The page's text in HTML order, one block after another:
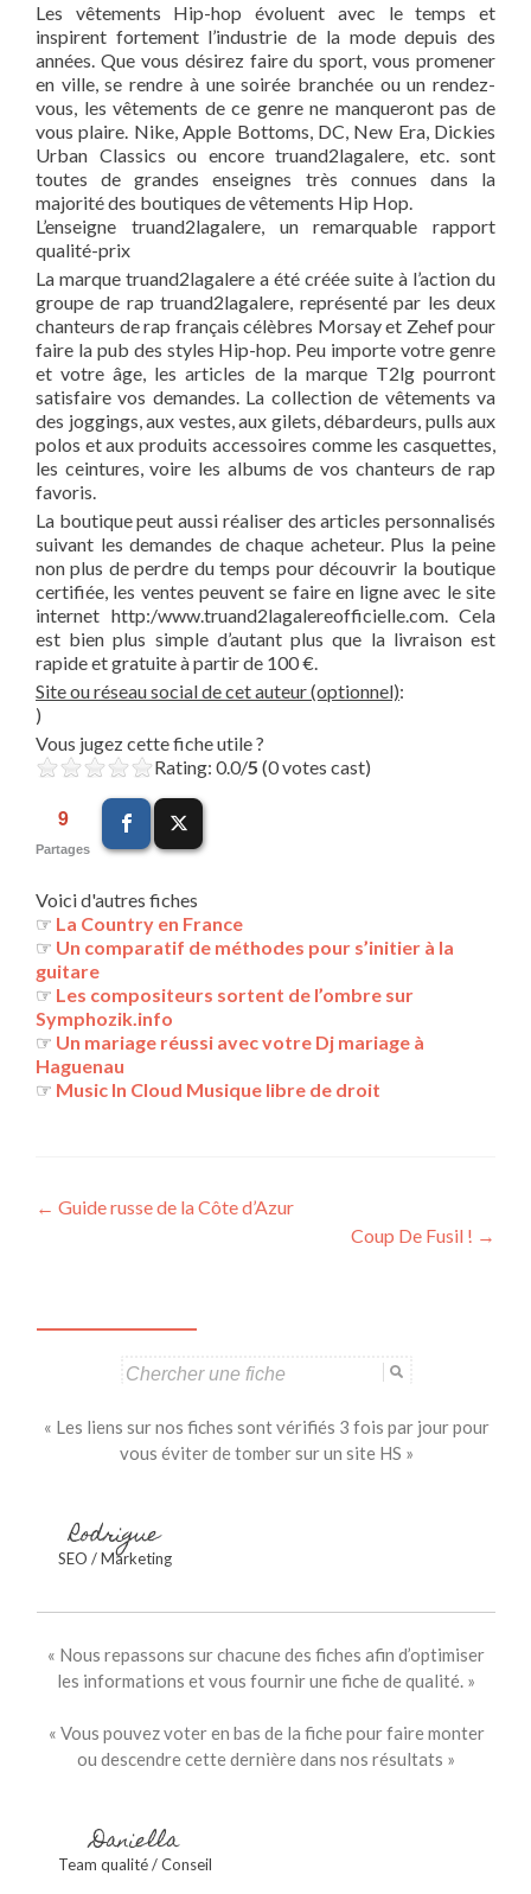
Les vêtements Hip-hop évoluent avec le temps et
inspirent fortement l’industrie de la mode depuis des
années. Que vous désirez faire du sport, vous promener
en ville, se rendre à une soirée branchée ou un rendez-
vous, les vêtements de ce genre ne manqueront pas de
vous plaire. Nike, Apple Bottoms, DC, New Era, Dickies
Urban Classics ou encore truand2lagalere, etc. sont
toutes de grandes enseignes très connues dans la
majorité des boutiques de vêtements Hip Hop.
L’enseigne truand2lagalere, un remarquable rapport
qualité-prix
La marque truand2lagalere a été créée suite à l’action du
groupe de rap truand2lagalere, représenté par les deux
chanteurs de rap français célèbres Morsay et Zehef pour
faire la pub des styles Hip-hop. Peu importe votre genre
et votre âge, les articles de la marque T2lg pourront
satisfaire vos demandes. La collection de vêtements va
des joggings, aux vestes, aux gilets, débardeurs, pulls aux
polos et aux produits accessoires comme les casquettes,
les ceintures, voire les albums de vos chanteurs de rap
favoris.
La boutique peut aussi réaliser des articles personnalisés
suivant les demandes de chaque acheteur. Plus la peine
non plus de perdre du temps pour découvrir la boutique
certifiée, les ventes peuvent se faire en ligne avec le site
internet http:/www.truand2lagalereofficielle.com. Cela
est bien plus simple d’autant plus que la livraison est
rapide et gratuite à partir de 100 €.
Site ou réseau social de cet auteur (optionnel):
)
Vous jugez cette fiche utile ?
Rating: 0.0/5 (0 votes cast)
9
Partages
Voici d'autres fiches
☞ La Country en France
☞ Un comparatif de méthodes pour s’initier à la
guitare
☞ Les compositeurs sortent de l’ombre sur
Symphozik.info
☞ Un mariage réussi avec votre Dj mariage à
Haguenau
☞ Music In Cloud Musique libre de droit
Navigation
← Guide russe de la Côte d’Azur
Coup De Fusil ! →
« Les liens sur nos fiches sont vérifiés 3 fois par jour pour
vous éviter de tomber sur un site HS »
Rodrigue
SEO / Marketing
« Nous repassons sur chacune des fiches afin d’optimiser
les informations et vous fournir une fiche de qualité. »
« Vous pouvez voter en bas de la fiche pour faire monter
ou descendre cette dernière dans nos résultats »
Daniella
Team qualité / Conseil